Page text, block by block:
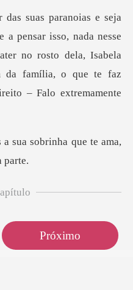
isso, nada nesse
no rosto dela, Isabela
sua sobrinha que te ama,
Próximo